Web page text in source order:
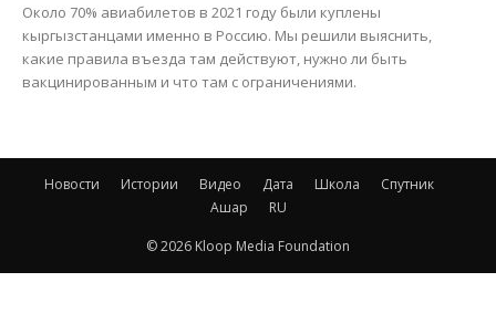
Около 70% авиабилетов в 2021 году были куплены
кыргызстанцами именно в Россию. Мы решили выяснить,
какие правила въезда там действуют, нужно ли быть
вакцинированным и что там с ограничениями.
Новости Истории Видео Дата Школа
Спутник
Ашар
RU
© 2026 Kloop Media Foundation